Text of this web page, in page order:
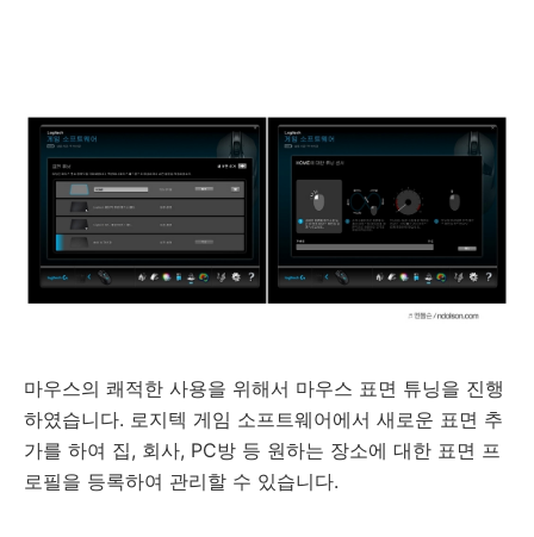
마우스의 쾌적한 사용을 위해서 마우스 표면 튜닝을 진행
하였습니다. 로지텍 게임 소프트웨어에서 새로운 표면 추
가를 하여 집, 회사, PC방 등 원하는 장소에 대한 표면 프
로필을 등록하여 관리할 수 있습니다.